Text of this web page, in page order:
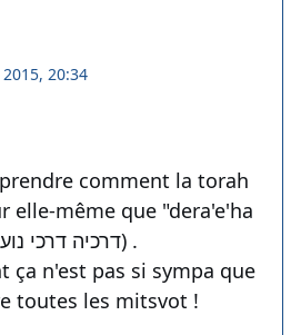
20:34
comment la torah
elle-même que "dera'e'ha
darkei noam" (דרכיה דרכי נועם) .
ça n'est pas si sympa que
toutes les mitsvot !